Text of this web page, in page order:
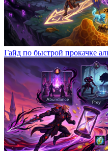
Гайд по быстрой прокачке